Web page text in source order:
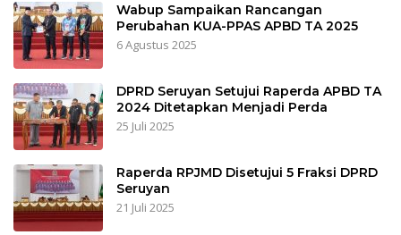
Wabup Sampaikan Rancangan
Perubahan KUA-PPAS APBD TA 2025
6 Agustus 2025
DPRD Seruyan Setujui Raperda APBD TA
2024 Ditetapkan Menjadi Perda
25 Juli 2025
Raperda RPJMD Disetujui 5 Fraksi DPRD
Seruyan
21 Juli 2025